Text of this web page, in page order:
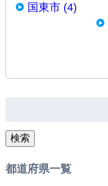
国東市 (4)
検索
都道府県一覧